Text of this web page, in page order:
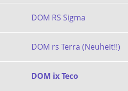
DOM RS Sigma
DOM rs Terra (Neuheit!!)
DOM ix Teco